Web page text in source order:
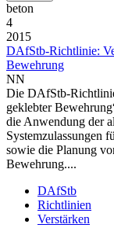
beton
4
2015
DAfStb-Richtlinie:
Bewehrung
NN
Die DAfStb-
geklebter
die Anwendung der
Systemzulassungen
sowie die Planung
Bewehrung....
DAfStb
Richtlinien
Verstärken